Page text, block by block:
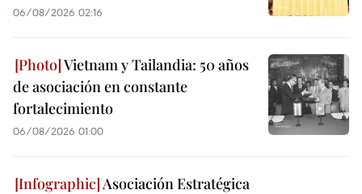
06/08/2026 02:16
Vietnam y Tailandia: 50 años
de asociación en constante
fortalecimiento
06/08/2026 01:00
Asociación Estratégica